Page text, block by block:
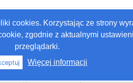
cookies. Korzystając ze strony
zgodnie z aktualnymi
przeglądarki.
Więcej informacji
Szukaj